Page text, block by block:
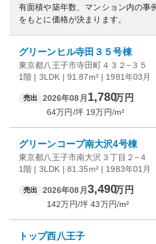
有面積や築年数、マンション内の事
をもとに価格が決まります。
グリーンヒル寺田３５号棟
東京都八王子市寺田町４３２−３５
1階 | 3LDK | 91.87m² | 1981年03月
売出 2026年08月 1,780万円
64万円/坪 19万円/m²
グリーンコープ南大沢4号棟
東京都八王子市南大沢３丁目２−４
1階 | 3LDK | 81.35m² | 1983年01月
売出 2026年08月 3,490万円
142万円/坪 43万円/m²
トップ西八王子